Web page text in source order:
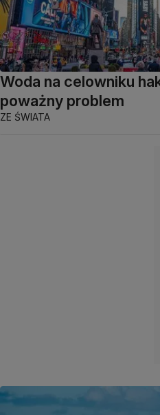
Woda na celowniku
poważny problem
ZE ŚWIATA